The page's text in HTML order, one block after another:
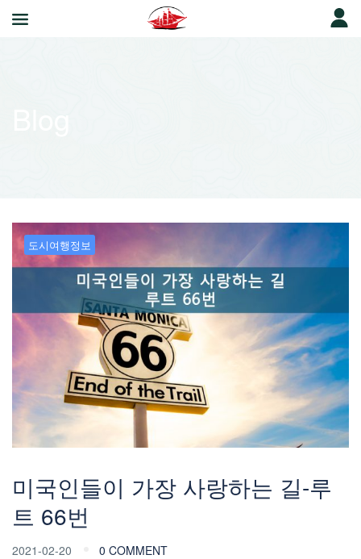
도시여행정보
미국인들이 가장 사랑하는 길-루
트 66번
2021-02-20 0 COMMENT